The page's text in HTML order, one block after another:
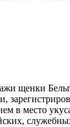
щенки
в место